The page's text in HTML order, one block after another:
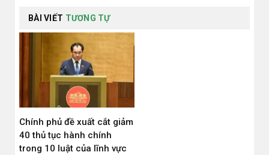
BÀI VIẾT TƯƠNG TỰ
Chính phủ đề xuất cắt giảm
40 thủ tục hành chính
trong 10 luật của lĩnh vực